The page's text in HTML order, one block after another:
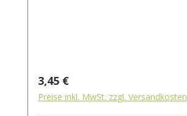
Regulärer Preis:
3,45 €
Preise inkl. MwSt. zzgl. Versandkosten